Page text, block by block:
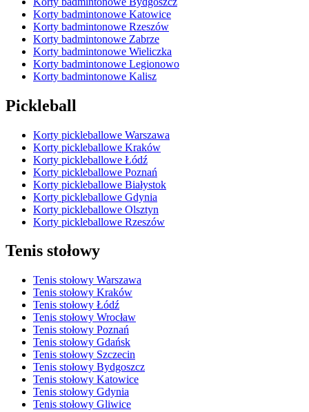
Korty badmintonowe Katowice
Korty badmintonowe Rzeszów
Korty badmintonowe Zabrze
Korty badmintonowe Wieliczka
Korty badmintonowe Legionowo
Korty badmintonowe Kalisz
Pickleball
Korty pickleballowe Warszawa
Korty pickleballowe Kraków
Korty pickleballowe Łódź
Korty pickleballowe Poznań
Korty pickleballowe Białystok
Korty pickleballowe Gdynia
Korty pickleballowe Olsztyn
Korty pickleballowe Rzeszów
Tenis stołowy
Tenis stołowy Warszawa
Tenis stołowy Kraków
Tenis stołowy Łódź
Tenis stołowy Wrocław
Tenis stołowy Poznań
Tenis stołowy Gdańsk
Tenis stołowy Szczecin
Tenis stołowy Bydgoszcz
Tenis stołowy Katowice
Tenis stołowy Gdynia
Tenis stołowy Gliwice